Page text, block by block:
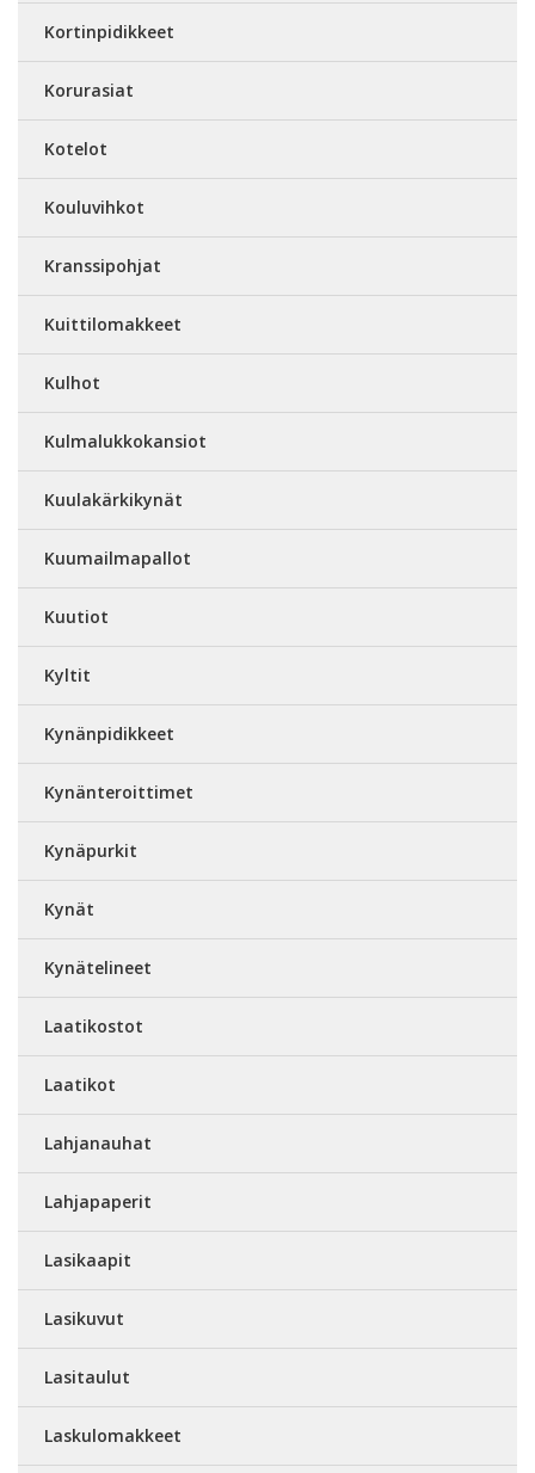
Kortinpidikkeet
Korurasiat
Kotelot
Kouluvihkot
Kranssipohjat
Kuittilomakkeet
Kulhot
Kulmalukkokansiot
Kuulakärkikynät
Kuumailmapallot
Kuutiot
Kyltit
Kynänpidikkeet
Kynänteroittimet
Kynäpurkit
Kynät
Kynätelineet
Laatikostot
Laatikot
Lahjanauhat
Lahjapaperit
Lasikaapit
Lasikuvut
Lasitaulut
Laskulomakkeet